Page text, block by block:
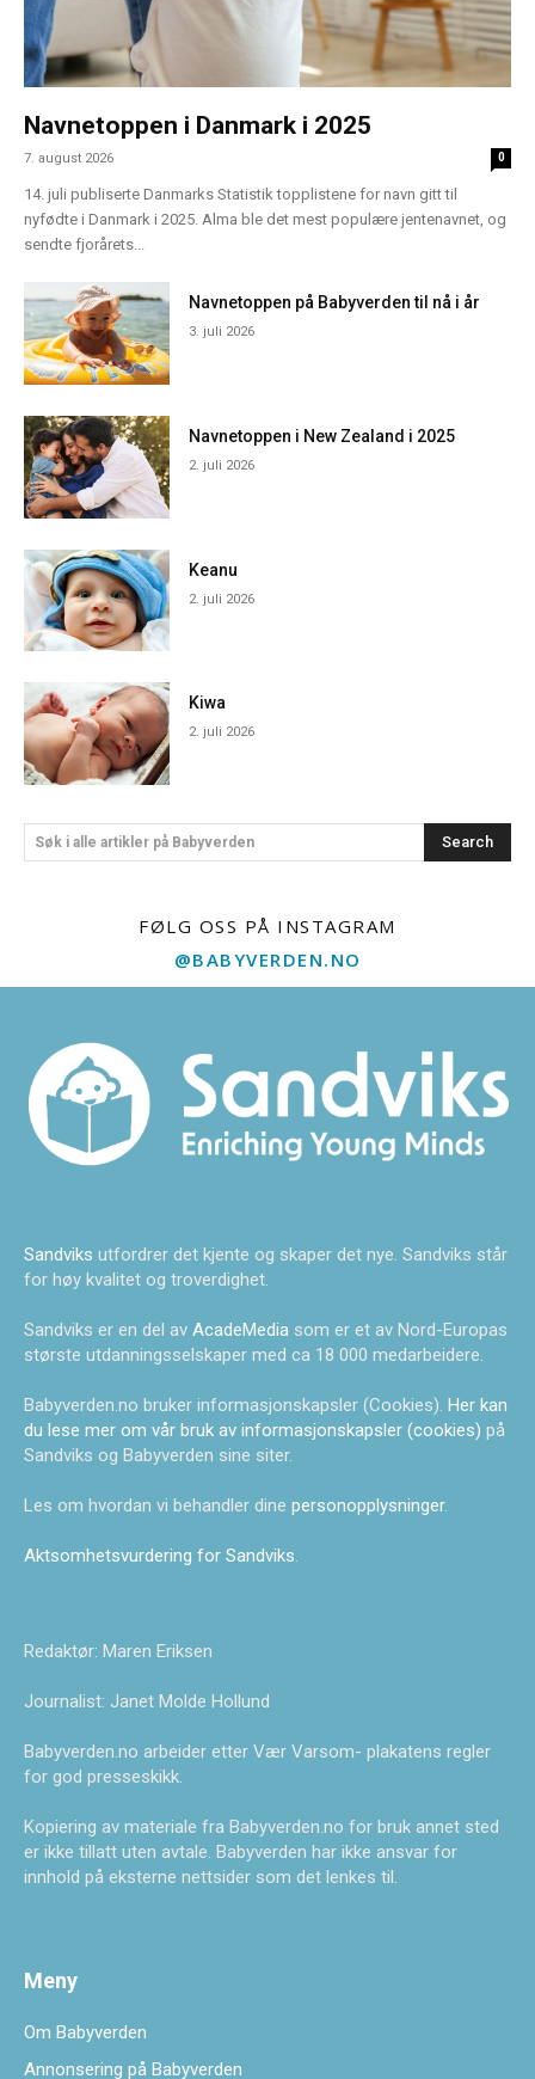
Navnetoppen i Danmark i 2025
7. august 2026 0
14. juli publiserte Danmarks Statistik topplistene for navn gitt til
nyfødte i Danmark i 2025. Alma ble det mest populære jentenavnet, og
sendte fjorårets...
Navnetoppen på Babyverden til nå i år
3. juli 2026
Navnetoppen i New Zealand i 2025
2. juli 2026
Keanu
2. juli 2026
Kiwa
2. juli 2026
Søk i alle artikler på Babyverden Search
FØLG OSS PÅ INSTAGRAM
@BABYVERDEN.NO
Sandviks utfordrer det kjente og skaper det nye. Sandviks står
for høy kvalitet og troverdighet.
Sandviks er en del av AcadeMedia som er et av Nord-Europas
største utdanningsselskaper med ca 18 000 medarbeidere.
Babyverden.no bruker informasjonskapsler (Cookies). Her kan
du lese mer om vår bruk av informasjonskapsler (cookies) på
Sandviks og Babyverden sine siter.
Les om hvordan vi behandler dine personopplysninger.
Aktsomhetsvurdering for Sandviks
Redaktør: Maren Eriksen
Journalist: Janet Molde Hollund
Babyverden.no arbeider etter Vær Varsom- plakatens regler
for god presseskikk.
Kopiering av materiale fra Babyverden.no for bruk annet sted
er ikke tillatt uten avtale. Babyverden har ikke ansvar for
innhold på eksterne nettsider som det lenkes til.
Meny
Om Babyverden
Annonsering på Babyverden